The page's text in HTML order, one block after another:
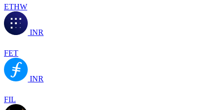
ETHW
INR
FET
INR
FIL